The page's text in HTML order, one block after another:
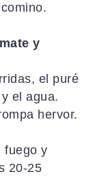
y
el puré
el agua.
hervor.
fuego y
20-25